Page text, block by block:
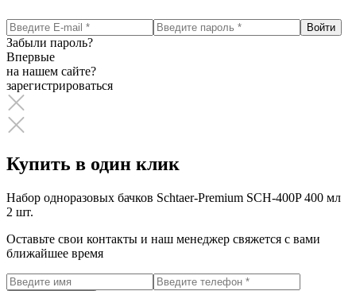
Забыли пароль?
Впервые
на нашем сайте?
зарегистрироваться
Купить в один клик
Набор одноразовых бачков Schtaer-Premium SCH-400P 400 мл
2 шт.
Оставьте свои контакты и наш менеджер свяжется с вами
ближайшее время